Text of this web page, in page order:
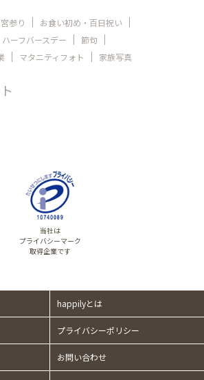
参り
お食い初め・百日祝い
ハーフバースデー
節句
マタニティフォト 家族写真
当社は
プライバシーマーク
取得企業です
happilyとは
プライバシーポリシー
お問い合わせ